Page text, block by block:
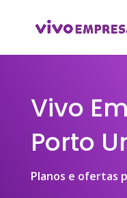
Vivo
Porto
Planos e ofertas